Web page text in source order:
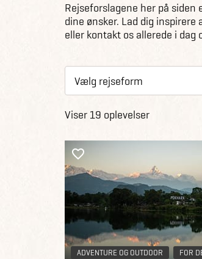
Rejseforslagene her på
dine ønsker. Lad dig
eller kontakt os allerede i
Viser 19 oplevelser
ADVENTURE OG OUTDOOR FOR